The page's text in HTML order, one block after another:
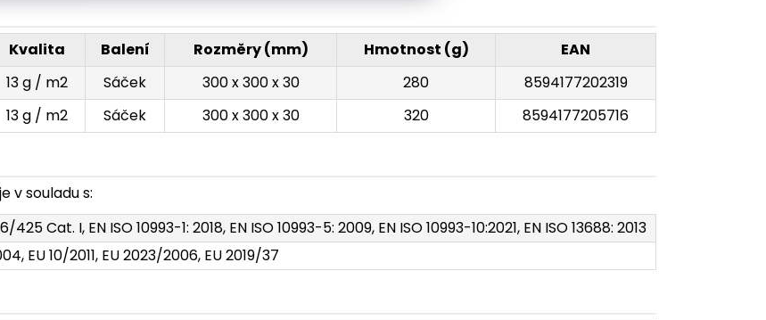
Kvalita Balení Rozměry (mm) Hmotnost (g)
EAN
13 g / m2 Sáček 300 x 300 x 30 280
8594177202319
13 g / m2 Sáček 300 x 300 x 30 320 8594177205716
v souladu s:
425 Cat. I, EN ISO 10993-1: 2018, EN ISO 10993-5: 2009, EN ISO 10993-10:2021, EN ISO 13688: 2013
EU 10/2011, EU 2023/2006, EU 2019/37